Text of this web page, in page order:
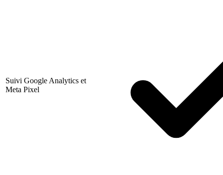
Suivi Google Analytics et
Meta Pixel